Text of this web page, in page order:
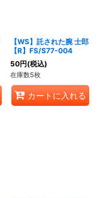
【WS】託された腕 士郎
【R】FS/S77-004
50円(税込)
在庫数5枚
カートに入れる